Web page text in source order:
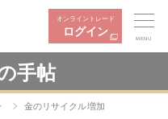
オンライントレード
ログイン
MENU
手帖
金のリサイクル増加